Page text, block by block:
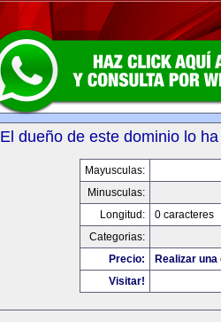
El dueño de este dominio lo
Mayusculas:
Minusculas:
Longitud:
0 caracteres
Categorias:
Precio:
Realizar
Visitar!